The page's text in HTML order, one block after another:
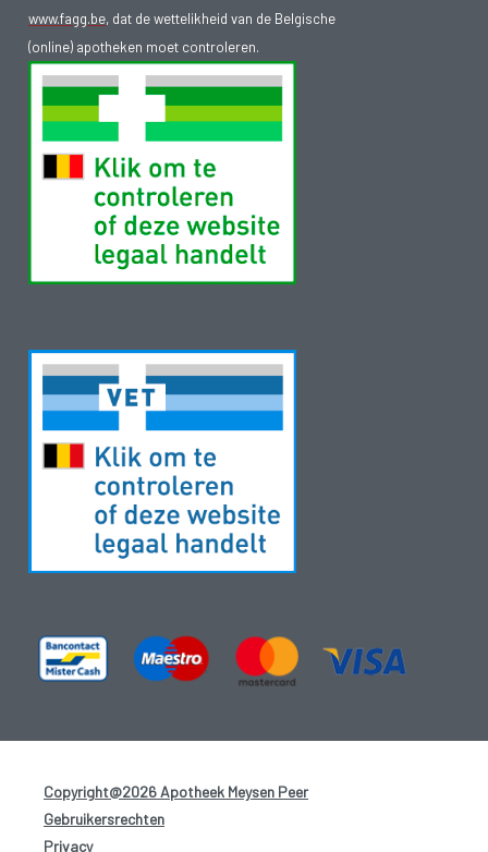
www.fagg.be, dat de wettelikheid van de Belgische
(online) apotheken moet controleren.
Copyright@2026 Apotheek Meysen Peer
Gebruikersrechten
Privacy-